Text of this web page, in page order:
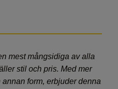
mest mångsidiga av alla
stil och pris. Med mer
form, erbjuder denna